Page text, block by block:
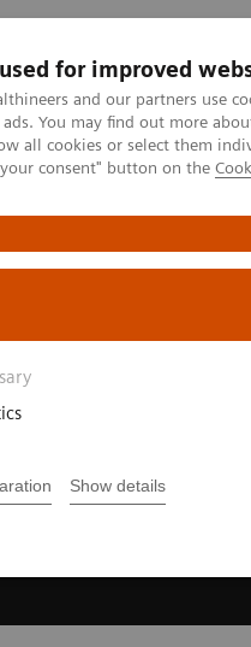
for improved
and our partners use
You may find out more
all cookies or select them
consent" button on the
Show details
Öne
Türkiye
Tıbbi
for your MRI System